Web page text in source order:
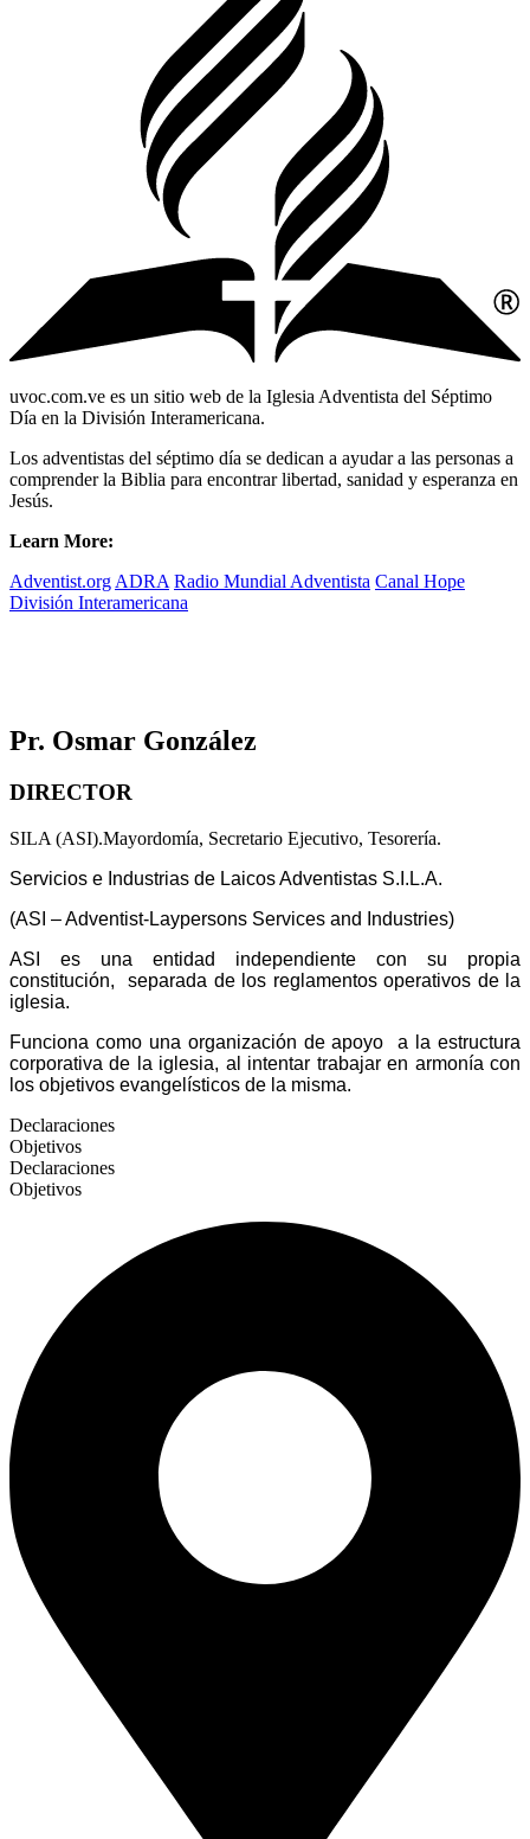
uvoc.com.ve es un sitio web de la Iglesia Adventista del Séptimo
Día en la División Interamericana.
Los adventistas del séptimo día se dedican a ayudar a las personas a
comprender la Biblia para encontrar libertad, sanidad y esperanza en
Jesús.
Learn More:
Adventist.org ADRA Radio Mundial Adventista Canal Hope
División Interamericana
Pr. Osmar González
DIRECTOR
SILA (ASI).Mayordomía, Secretario Ejecutivo, Tesorería.
Servicios e Industrias de Laicos Adventistas S.I.L.A.
(ASI – Adventist-Laypersons Services and Industries)
ASI es una entidad independiente con su propia
constitución, separada de los reglamentos operativos de la
iglesia.
Funciona como una organización de apoyo a la estructura
corporativa de la iglesia, al intentar trabajar en armonía con
los objetivos evangelísticos de la misma.
Declaraciones
Objetivos
Declaraciones
Objetivos